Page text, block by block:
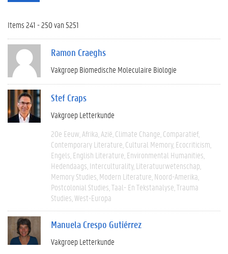
Items 241 - 250 van 5251
Ramon Craeghs
Vakgroep Biomedische Moleculaire Biologie
Stef Craps
Vakgroep Letterkunde
20e Eeuw Afrika Azië Climate Change Comparatief
Contemporary Literature Cultural Memory Ecocriticism
Engels English Literature Environmental Humanities
Hedendaags Interculturality Literatuurwetenschap
Memory Studies Modern Literature Noord-Amerika
Postcolonial Studies Taal- En Tekstanalyse Trauma
Studies West-Europa
Manuela Crespo Gutiérrez
Vakgroep Letterkunde